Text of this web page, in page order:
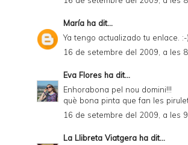
María ha dit...
Ya tengo actualizado tu enlace. :-)
16 de setembre del 2009, a les
Eva Flores ha dit...
Enhorabona pel nou domini!!!
què bona pinta que fan les
16 de setembre del 2009, a les
La Llibreta Viatgera ha dit...